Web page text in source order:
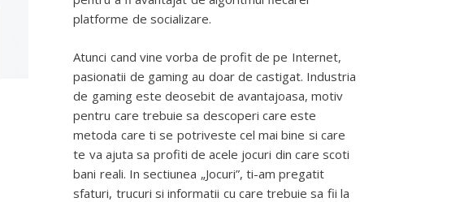
platforme de socializare.
Atunci cand vine vorba de profit de pe Internet,
pasionatii de gaming au doar de castigat. Industria
de gaming este deosebit de avantajoasa, motiv
pentru care trebuie sa descoperi care este
metoda care ti se potriveste cel mai bine si care
te va ajuta sa profiti de acele jocuri din care scoti
bani reali. In sectiunea „Jocuri”, ti-am pregatit
sfaturi, trucuri si informatii cu care trebuie sa fii la